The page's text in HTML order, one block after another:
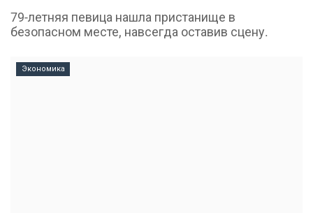
79-летняя певица нашла пристанище в
безопасном месте, навсегда оставив сцену.
Экономика